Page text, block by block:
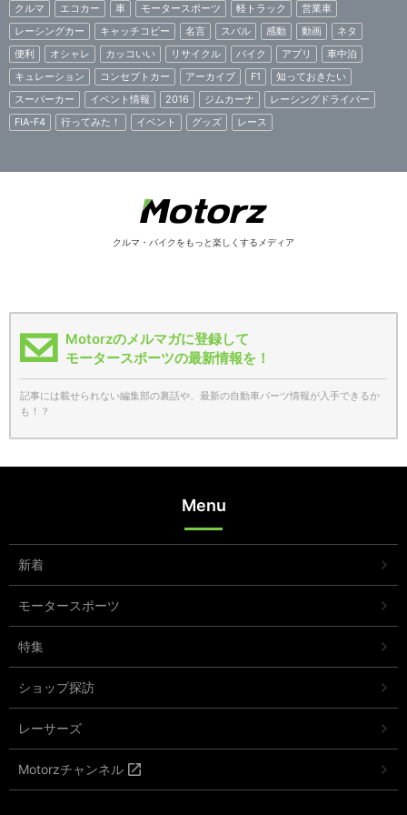
クルマ エコカー 車 モータースポーツ 軽トラック
営業車
レーシングカー
キャッチコピー 名言 スバル 感動 動画
ネタ
便利
オシャレ カッコいい リサイクル バイク アプリ
車中泊
キュレーション
コンセプトカー アーカイブ F1
知っておきたい
スーパーカー
イベント情報 2016 ジムカーナ
レーシングドライバー
FIA-F4
行ってみた！ イベント グッズ レース
クルマ・バイクをもっと楽しくするメディア
Motorzのメルマガに登録して
モータースポーツの最新情報を！
記事には載せられない編集部の裏話や、最新の自動車パーツ情報が入手できるか
も！？
Menu
新着
モータースポーツ
特集
ショップ探訪
レーサーズ
Motorzチャンネル